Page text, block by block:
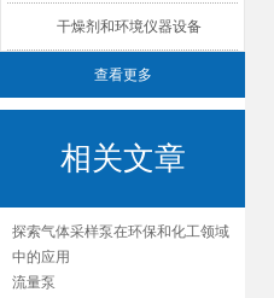
干燥剂和环境仪器设备
查看更多
相关文章
探索气体采样泵在环保和化工领域
中的应用
流量泵